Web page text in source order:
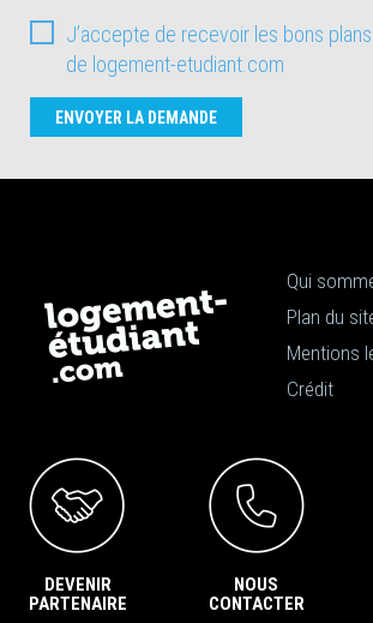
J’accepte de recevoir les bons
de logement-etudiant.com
ENVOYER LA DEMANDE
Qui
Plan du
Mentions
Crédit
DEVENIR
PARTENAIRE
NOUS
CONTACTER